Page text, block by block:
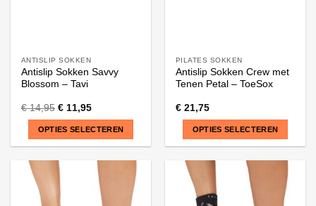
ANTISLIP SOKKEN
Antislip Sokken Savvy
Blossom – Tavi
€14,95 €11,95
OPTIES SELECTEREN
product
heeft
meerdere
PILATES SOKKEN
Antislip Sokken Crew met
Tenen Petal – ToeSox
€21,75
OPTIES SELECTEREN
product
heeft
meerdere